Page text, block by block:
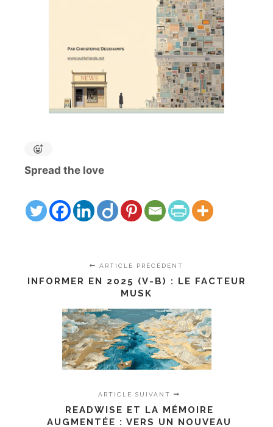
Spread the love
ARTICLE PRÉCÉDENT
INFORMER EN 2025 (V-B) : LE FACTEUR
MUSK
ARTICLE SUIVANT
READWISE ET LA MÉMOIRE
AUGMENTÉE : VERS UN NOUVEAU